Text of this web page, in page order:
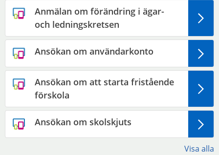
Anmälan om förändring i ägar-
och ledningskretsen
Ansökan om användarkonto
Ansökan om att starta fristående
förskola
Ansökan om skolskjuts
Visa alla